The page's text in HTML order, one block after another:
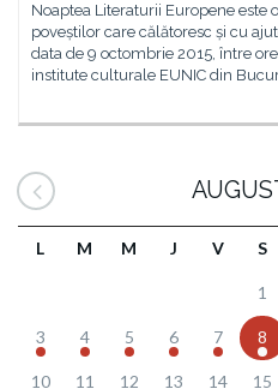
Noaptea Literaturii Europene este
poveștilor care călătoresc și cu
data de 9 octombrie 2015, între
institute culturale EUNIC din
L M M J V S
1
3 4 5 6 7 8
10 11 12 13 14 15